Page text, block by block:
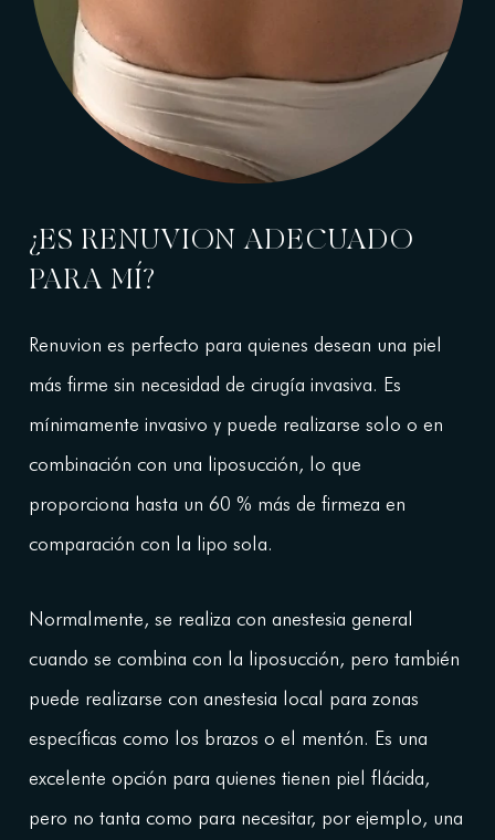
¿ES RENUVION ADECUADO
PARA MÍ?
Renuvion es perfecto para quienes desean una piel
más firme sin necesidad de cirugía invasiva. Es
mínimamente invasivo y puede realizarse solo o en
combinación con una liposucción, lo que
proporciona hasta un 60 % más de firmeza en
comparación con la lipo sola.
Normalmente, se realiza con anestesia general
cuando se combina con la liposucción, pero también
puede realizarse con anestesia local para zonas
específicas como los brazos o el mentón. Es una
excelente opción para quienes tienen piel flácida,
pero no tanta como para necesitar, por ejemplo, una